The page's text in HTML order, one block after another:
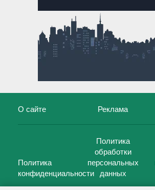
О сайте Реклама
Политика
конфиденциальности
Политика
обработки
персональных
данных